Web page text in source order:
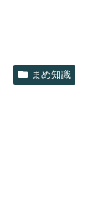
まめ知識